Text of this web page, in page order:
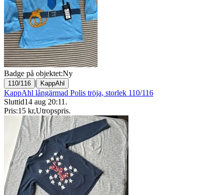
Badge på objektet:Ny
110/116 | KappAhl
KappAhl långärmad Polis tröja, storlek 110/116
Sluttid14 aug 20:11 .
Pris:15 kr,Utropspris.